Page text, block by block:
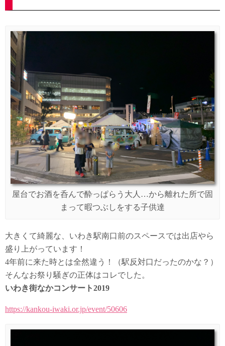
屋台でお酒を呑んで酔っぱらう大人…から離れた所で固
まって暇つぶしをする子供達
大きくて綺麗な、いわき駅南口前のスペースでは出店やら
盛り上がっています！
4年前に来た時とは全然違う！（駅反対口だったのかな？）
そんなお祭り騒ぎの正体はコレでした。
いわき街なかコンサート2019
https://kankou-iwaki.or.jp/event/50606